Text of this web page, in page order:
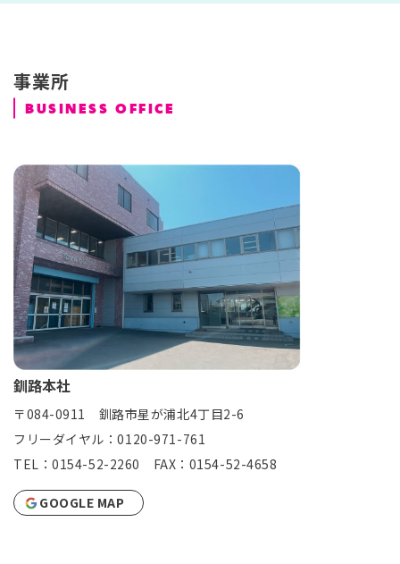
事業所
BUSINESS OFFICE
釧路本社
〒084-0911 釧路市星が浦北4丁目2-6
フリーダイヤル：0120-971-761
TEL：0154-52-2260 FAX：0154-52-4658
GOOGLE MAP